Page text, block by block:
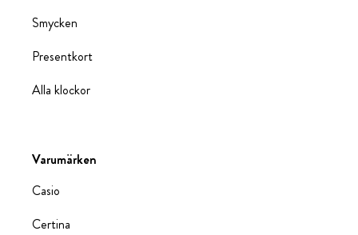
Smycken
Presentkort
Alla klockor
Varumärken
Casio
Certina